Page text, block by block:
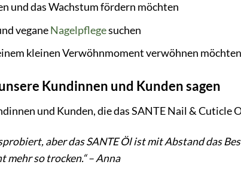
und das Wachstum fördern möchten
veganeNagelpflegesuchen
kleinen Verwöhnmoment verwöhnen möchten
Kundinnen und Kunden sagen
und Kunden, die das SANTE Nail & Cuticle
aber das SANTE Öl ist mit Abstand das
so trocken.“ – Anna